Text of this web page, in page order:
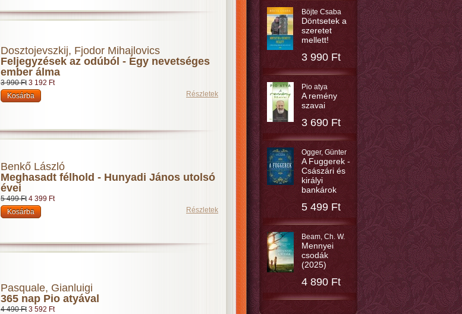
Böjte Csaba
Döntsetek a
szeretet
mellett!
3 990 Ft
Pio atya
A remény
szavai
3 690 Ft
Ogger, Günter
A Fuggerek -
Császári és
királyi
bankárok
5 499 Ft
Beam, Ch. W.
Mennyei
csodák
(2025)
4 890 Ft
Dosztojevszkij, Fjodor Mihajlovics
Feljegyzések az odúból - Egy nevetséges
ember álma
3 990 Ft 3 192 Ft
Részletek
Benkő László
Meghasadt félhold - Hunyadi János utolsó
évei
5 499 Ft 4 399 Ft
Részletek
Pasquale, Gianluigi
365 nap Pio atyával
4 490 Ft 3 592 Ft